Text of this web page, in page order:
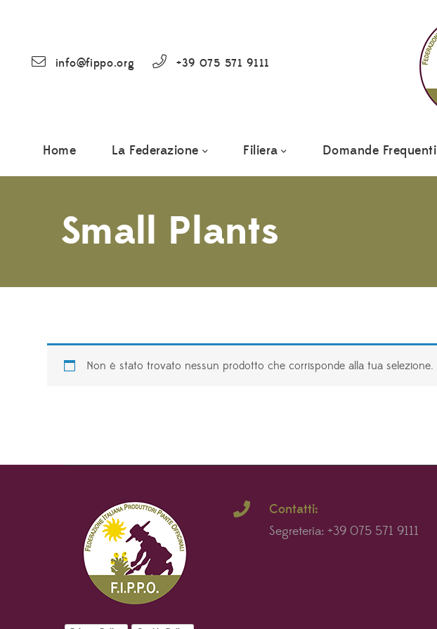
info@fippo.org +39 075 571 9111
Home La Federazione Filiera Domande Frequenti
Small Plants
Non è stato trovato nessun prodotto che corrisponde alla tua selezione.
Contatti:
Segreteria: +39 075 571 9111